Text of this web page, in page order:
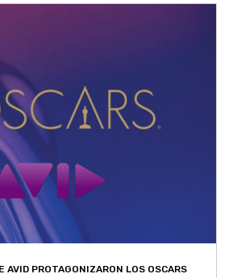
AVID PROTAGONIZARON LOS OSCARS